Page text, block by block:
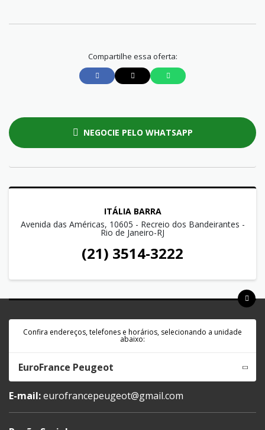
Compartilhe essa oferta:
NEGOCIE PELO WHATSAPP
ITÁLIA BARRA
Avenida das Américas, 10605 - Recreio dos Bandeirantes -
Rio de Janeiro-RJ
(21) 3514-3222
Confira endereços, telefones e horários, selecionando a unidade
abaixo:
EuroFrance Peugeot
E-mail:eurofrancepeugeot@gmail.com